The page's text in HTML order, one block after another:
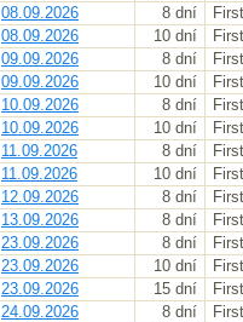
08.09.2026
8 dní
08.09.2026
10 dní
09.09.2026
8 dní
09.09.2026
10 dní
10.09.2026
8 dní
10.09.2026
10 dní
11.09.2026
8 dní
11.09.2026
10 dní
12.09.2026
8 dní
13.09.2026
8 dní
23.09.2026
8 dní
23.09.2026
10 dní
23.09.2026
15 dní
24.09.2026
8 dní